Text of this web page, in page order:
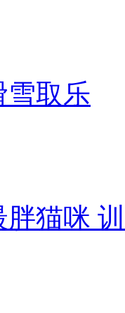
雪取乐
猫咪